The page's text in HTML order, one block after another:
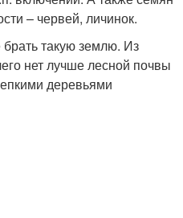
– червей, личинок.
брать такую землю. Из
нет лучше лесной почвы
деревьями